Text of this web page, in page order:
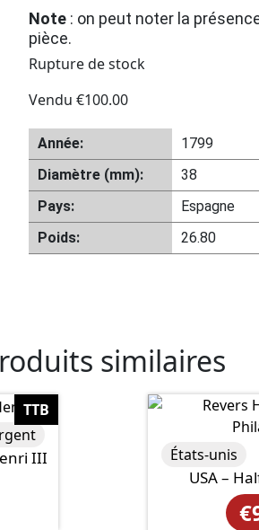
Note : on peut noter la
pièce.
Rupture de stock
Vendu €100.00
Année: 1799
Diamètre (mm):
38
Pays:
Espagne
Poids:
26.80
similaires
TTB
III
USA –
€
États-unis